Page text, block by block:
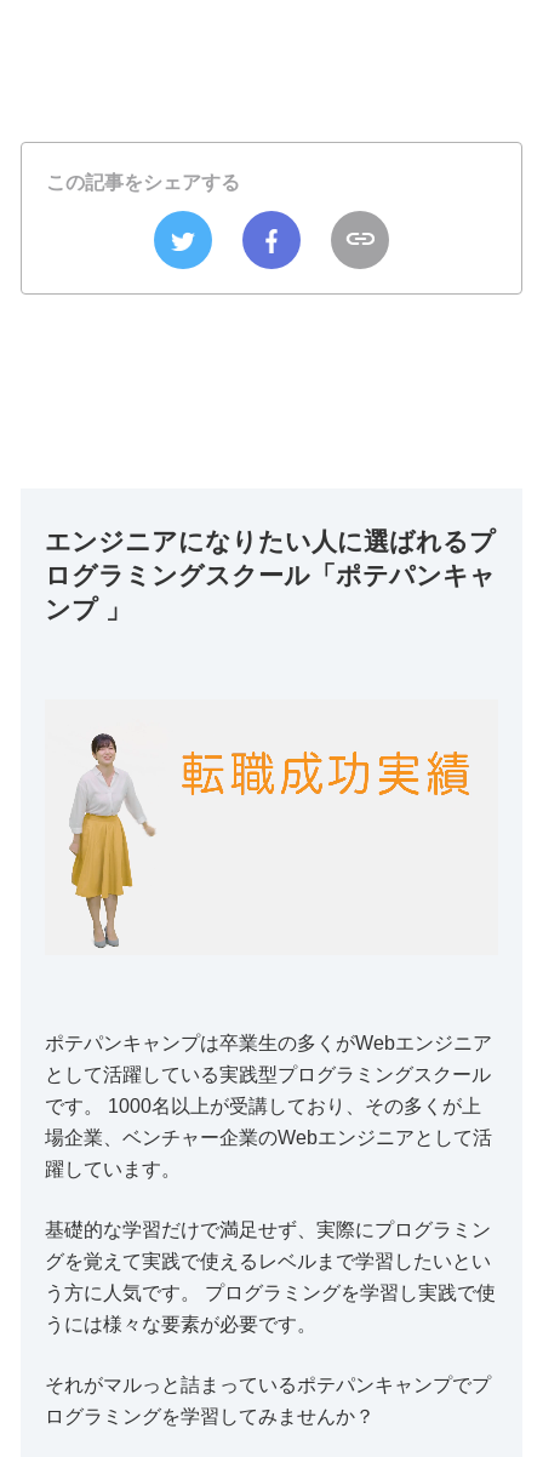
この記事をシェアする
エンジニアになりたい人に選ばれるプ
ログラミングスクール「ポテパンキャ
ンプ 」
ポテパンキャンプは卒業生の多くがWebエンジニア
として活躍している実践型プログラミングスクール
です。 1000名以上が受講しており、その多くが上
場企業、ベンチャー企業のWebエンジニアとして活
躍しています。
基礎的な学習だけで満足せず、実際にプログラミン
グを覚えて実践で使えるレベルまで学習したいとい
う方に人気です。 プログラミングを学習し実践で使
うには様々な要素が必要です。
それがマルっと詰まっているポテパンキャンプでプ
ログラミングを学習してみませんか？